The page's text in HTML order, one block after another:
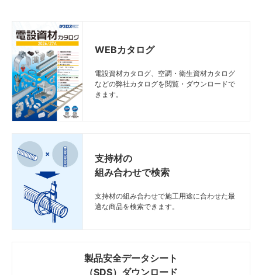
WEBカタログ
電設資材カタログ、空調・衛生資材カタログ
などの弊社カタログを閲覧・ダウンロードで
きます。
支持材の
組み合わせで検索
支持材の組み合わせで施工用途に合わせた最
適な商品を検索できます。
製品安全データシート
（SDS）ダウンロード